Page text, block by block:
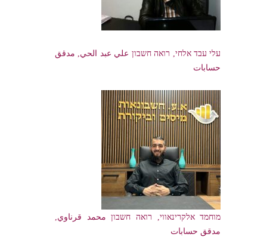
עלי עבד אלחי, רואה חשבון علي عبد الحي, مدقق
حسابات
מוחמד אלקרינאווי, רואה חשבון محمد قرناوي,
مدقق حسابات